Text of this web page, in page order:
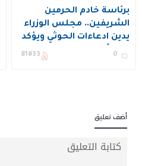
برئاسة خادم الحرمين
الشريفين.. مجلس الوزراء
يدين ادعاءات الحوثي ويؤكد
دعم أمن المنطقة
0
81833
أضف تعليق